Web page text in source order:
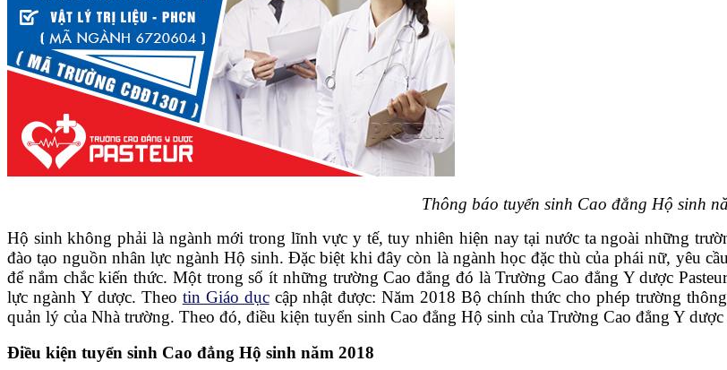
Thông báo tuyển sinh Cao đẳng Hộ sinh
Hộ sinh không phải là ngành mới trong lĩnh vực y tế, tuy nhiên hiện nay tại nước ta ngoài những
đào tạo nguồn nhân lực ngành Hộ sinh. Đặc biệt khi đây còn là ngành học đặc thù của phái nữ, yêu
để nắm chắc kiến thức. Một trong số ít những trường Cao đẳng đó là Trường Cao đẳng Y dược
lực ngành Y dược. Theo tin Giáo dụccập nhật được: Năm 2018 Bộ chính thức cho phép trường
quản lý của Nhà trường. Theo đó, điều kiện tuyển sinh Cao đẳng Hộ sinh của Trường Cao đẳng Y
Điều kiện tuyển sinh Cao đẳng Hộ sinh năm 2018